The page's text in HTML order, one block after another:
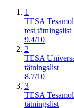
1
TESA
test tätningslist
9.4/10
2
TESA
tätningslist
8.7/10
3
TESA
tätningslist